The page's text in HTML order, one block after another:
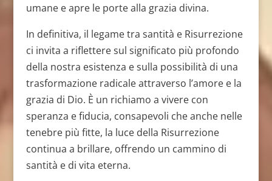
umane e apre le porte alla grazia divina.
In definitiva, il legame tra santità e Risurrezione
ci invita a riflettere sul significato più profondo
della nostra esistenza e sulla possibilità di una
trasformazione radicale attraverso l’amore e la
grazia di Dio. È un richiamo a vivere con
speranza e fiducia, consapevoli che anche nelle
tenebre più fitte, la luce della Risurrezione
continua a brillare, offrendo un cammino di
santità e di vita eterna.